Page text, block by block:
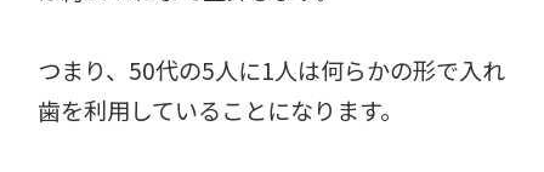
つまり、50代の5人に1人は何らかの形で入れ
歯を利用していることになります。